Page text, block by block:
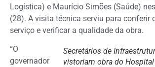
Logística) e Maurício Simões (Saúde)
(28). A visita técnica serviu para conferir
serviço e verificar a qualidade da obra.
Secretários de
vistoriam obra do
“O
governador